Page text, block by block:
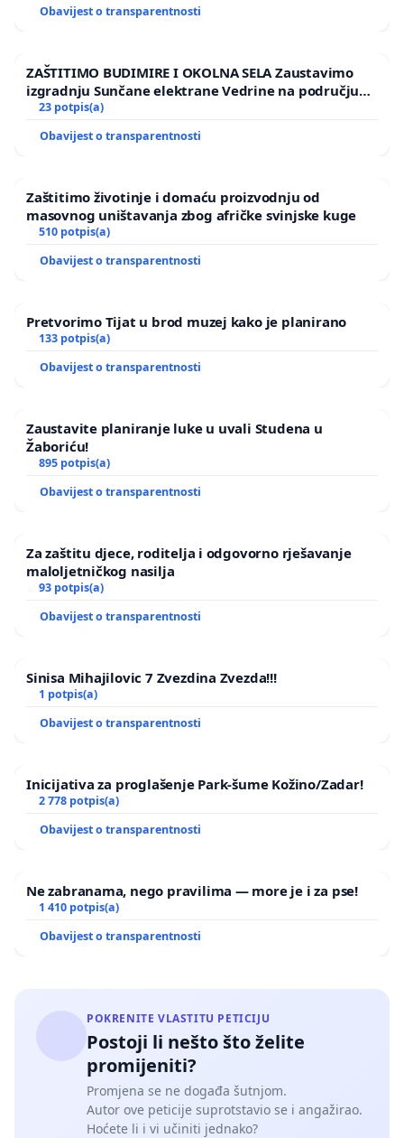
Obavijest o transparentnosti
ZAŠTITIMO BUDIMIRE I OKOLNA SELA Zaustavimo
izgradnju Sunčane elektrane Vedrine na području
Ugljana
23 potpis(a)
Obavijest o transparentnosti
Zaštitimo životinje i domaću proizvodnju od
masovnog uništavanja zbog afričke svinjske kuge
510 potpis(a)
Obavijest o transparentnosti
Pretvorimo Tijat u brod muzej kako je planirano
133 potpis(a)
Obavijest o transparentnosti
Zaustavite planiranje luke u uvali Studena u
Žaboriću!
895 potpis(a)
Obavijest o transparentnosti
Za zaštitu djece, roditelja i odgovorno rješavanje
maloljetničkog nasilja
93 potpis(a)
Obavijest o transparentnosti
Sinisa Mihajilovic 7 Zvezdina Zvezda!!!
1 potpis(a)
Obavijest o transparentnosti
Inicijativa za proglašenje Park-šume Kožino/Zadar!
2 778 potpis(a)
Obavijest o transparentnosti
Ne zabranama, nego pravilima — more je i za pse!
1 410 potpis(a)
Obavijest o transparentnosti
POKRENITE VLASTITU PETICIJU
Postoji li nešto što želite
promijeniti?
Promjena se ne događa šutnjom.
Autor ove peticije suprotstavio se i angažirao.
Hoćete li i vi učiniti jednako?